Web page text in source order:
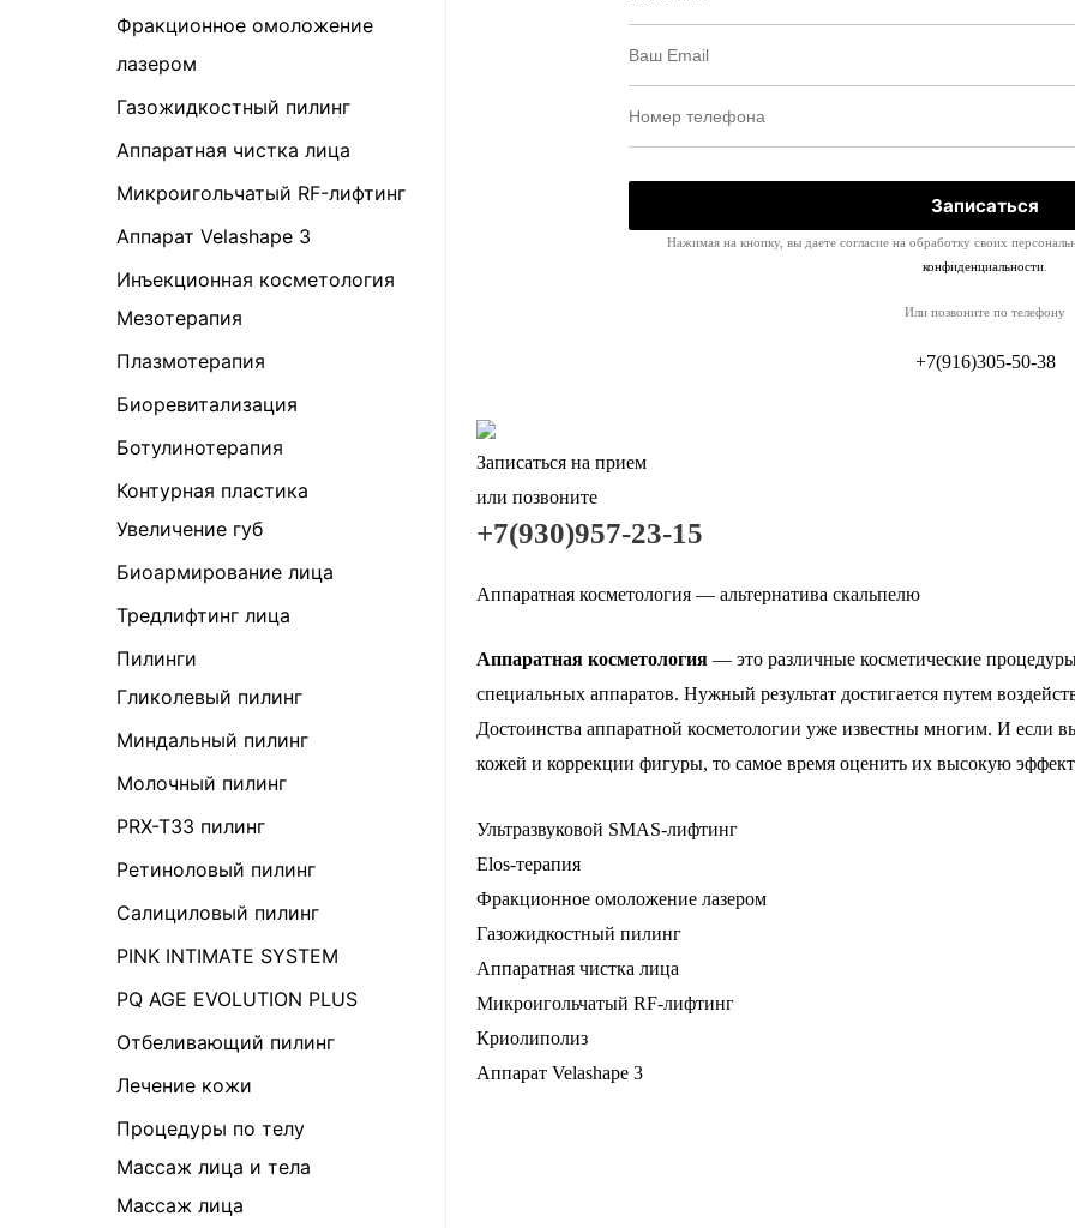
Фракционное омоложение
лазером
Газожидкостный пилинг
Аппаратная чистка лица
Микроигольчатый RF-лифтинг
Аппарат Velashape 3
Инъекционная косметология
Мезотерапия
Плазмотерапия
Биоревитализация
Ботулинотерапия
Контурная пластика
Увеличение губ
Биоармирование лица
Тредлифтинг лица
Пилинги
Гликолевый пилинг
Миндальный пилинг
Молочный пилинг
PRX-T33 пилинг
Ретиноловый пилинг
Салициловый пилинг
PINK INTIMATE SYSTEM
PQ AGE EVOLUTION PLUS
Отбеливающий пилинг
Лечение кожи
Процедуры по телу
Массаж лица и тела
Массаж лица
Нажимая на кнопку, вы даете согласие на обработку своих
конфиденциальности
Или позвоните по телефону
+7(916)305-50-38
Записаться на прием
или позвоните
+7(930)957-23-15
Аппаратная косметология — альтернатива скальпелю
Аппаратная косметология — это различные косметические
специальных аппаратов. Нужный результат достигается путем
Достоинства аппаратной косметологии уже известны многим. И если
кожей и коррекции фигуры, то самое время оценить их высокую
Ультразвуковой SMAS-лифтинг
Elos-терапия
Фракционное омоложение лазером
Газожидкостный пилинг
Аппаратная чистка лица
Микроигольчатый RF-лифтинг
Криолиполиз
Аппарат Velashape 3